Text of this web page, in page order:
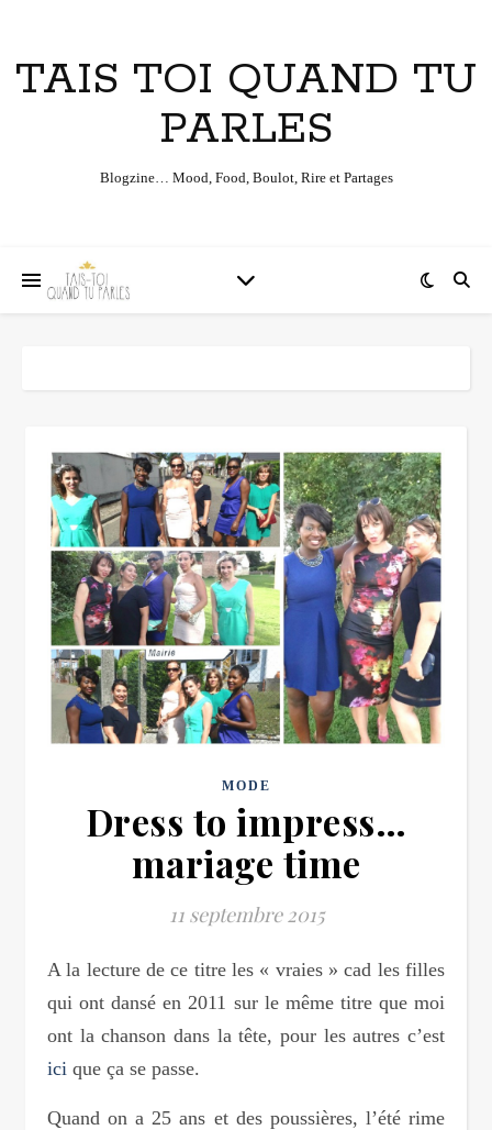
TAIS TOI QUAND TU
PARLES
Blogzine… Mood, Food, Boulot, Rire et Partages
MODE
Dress to impress…
mariage time
11 septembre 2015
A la lecture de ce titre les « vraies » cad les filles
qui ont dansé en 2011 sur le même titre que moi
ont la chanson dans la tête, pour les autres c’est
ici que ça se passe.
Quand on a 25 ans et des poussières, l’été rime